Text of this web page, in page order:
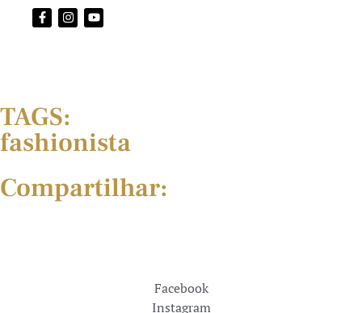
TAGS:
fashionista
Compartilhar:
Facebook
Instagram